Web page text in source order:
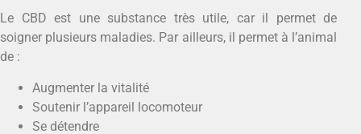
Le CBD est une substance très utile, car il permet de
soigner plusieurs maladies. Par ailleurs, il permet à l’animal
de :
Augmenter la vitalité
Soutenir l’appareil locomoteur
Se détendre